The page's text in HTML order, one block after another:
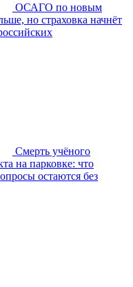
ОСАГО по новым
но страховка начнёт
Смерть учёного
на парковке: что
остаются без